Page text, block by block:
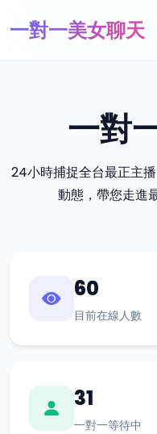
一對一美女聊天
一對
24小時捕捉全台最正主
動態，帶您走進
60
目前在線人數
31
一對一等待中